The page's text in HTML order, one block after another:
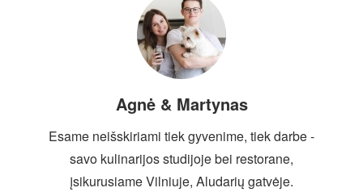
Agnė & Martynas
Esame neišskiriami tiek gyvenime, tiek darbe -
savo kulinarijos studijoje bei restorane,
įsikurusiame Vilniuje, Aludarių gatvėje.